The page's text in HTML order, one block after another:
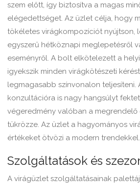
szem előtt, így biztosítva a magas
elégedettséget. Az üzlet célja, hogy
tökéletes virágkompozíciót nyújtson,
egyszerű hétköznapi meglepetésről
eseményről. A bolt elkötelezett a
igyekszik minden virágkötészeti
legmagasabb színvonalon teljesíteni.
konzultációra is nagy hangsúlyt
végeredmény valóban a megrendelő
tükrözze. Az üzlet a hagyományos
értékeket ötvözi a modern trendekkel.
Szolgáltatások és
A virágüzlet szolgáltatásainak